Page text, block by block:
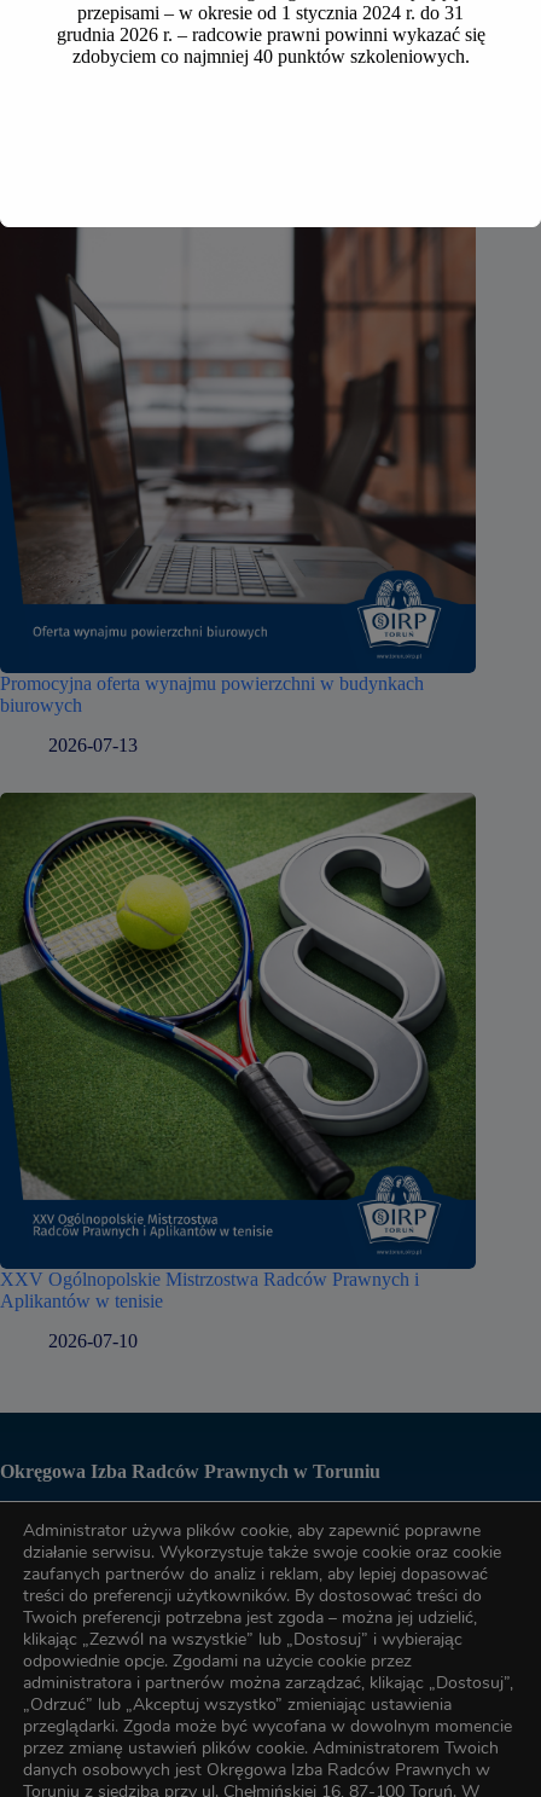
Promocyjna oferta wynajmu powierzchni w budynkach
biurowych
2026-07-13
XXV Ogólnopolskie Mistrzostwa Radców Prawnych i
Aplikantów w tenisie
2026-07-10
Okręgowa Izba Radców Prawnych w Toruniu
Biuro OIRP
tel. (56) 622-89-17
tel. (56) 622-89-17
e-mail:oirp@torun.oirp.pl
e-mail:szkolenia@torun.oirp.pl
Administrator używa plików cookie, aby zapewnić poprawne
działanie serwisu. Wykorzystuje także swoje cookie oraz cookie
zaufanych partnerów do analiz i reklam, aby lepiej dopasować
treści do preferencji użytkowników. By dostosować treści do
Twoich preferencji potrzebna jest zgoda – można jej udzielić,
klikając „Zezwól na wszystkie” lub „Dostosuj” i wybierając
odpowiednie opcje. Zgodami na użycie cookie przez
administratora i partnerów można zarządzać, klikając „Dostosuj”,
„Odrzuć” lub „Akceptuj wszystko” zmieniając ustawienia
przeglądarki. Zgoda może być wycofana w dowolnym momencie
przez zmianę ustawień plików cookie. Administratorem Twoich
danych osobowych jest Okręgowa Izba Radców Prawnych w
Toruniu z siedzibą przy ul. Chełmińskiej 16, 87-100 Toruń. W
przepisami – w okresie od 1 stycznia 2024 r. do 31
grudnia 2026 r. – radcowie prawni powinni wykazać się
zdobyciem co najmniej 40 punktów szkoleniowych.